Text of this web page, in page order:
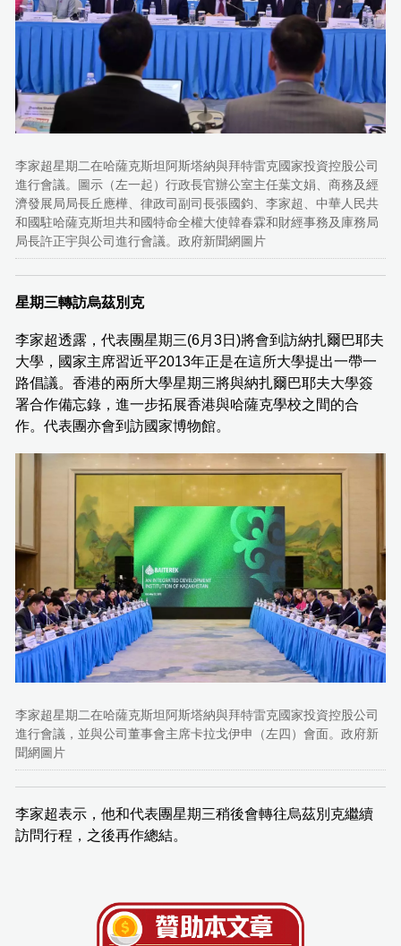
李家超星期二在哈薩克斯坦阿斯塔納與拜特雷克國家投資控股公司
進行會議。圖示（左一起）行政長官辦公室主任葉文娟、商務及經
濟發展局局長丘應樺、律政司副司長張國鈞、李家超、中華人民共
和國駐哈薩克斯坦共和國特命全權大使韓春霖和財經事務及庫務局
局長許正宇與公司進行會議。政府新聞網圖片
星期三轉訪烏茲別克
李家超透露，代表團星期三(6月3日)將會到訪納扎爾巴耶夫
大學，國家主席習近平2013年正是在這所大學提出一帶一
路倡議。香港的兩所大學星期三將與納扎爾巴耶夫大學簽
署合作備忘錄，進一步拓展香港與哈薩克學校之間的合
作。代表團亦會到訪國家博物館。
李家超星期二在哈薩克斯坦阿斯塔納與拜特雷克國家投資控股公司
進行會議，並與公司董事會主席卡拉戈伊申（左四）會面。政府新
聞網圖片
李家超表示，他和代表團星期三稍後會轉往烏茲別克繼續
訪問行程，之後再作總結。